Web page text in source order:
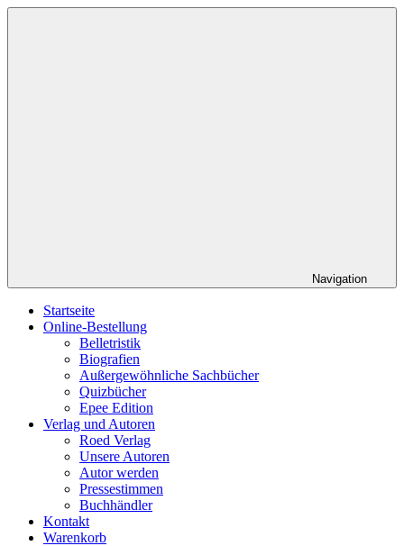
Zum
Navigation
Startseite
Online-Bestellung
Belletristik
Biografien
Außergewöhnliche Sachbücher
Quizbücher
Epee Edition
Verlag und Autoren
Roed Verlag
Unsere Autoren
Autor werden
Pressestimmen
Buchhändler
Kontakt
Warenkorb